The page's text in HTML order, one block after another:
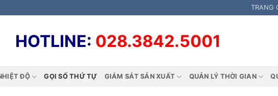
TRANG
HOTLINE: 028.3842.5001
ĐỘ GỌI SỐ THỨ TỰ GIÁM SÁT SẢN XUẤT QUẢN LÝ THỜI GIAN